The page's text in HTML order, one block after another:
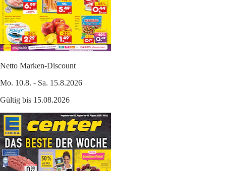
Netto Marken-Discount
Mo. 10.8. - Sa. 15.8.2026
Gültig bis 15.08.2026